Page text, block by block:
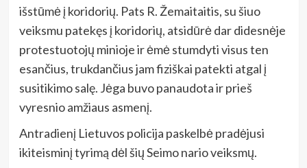
išstūmė į koridorių. Pats R. Žemaitaitis, su šiuo
veiksmu patekęs į koridorių, atsidūrė dar didesnėje
protestuotojų minioje ir ėmė stumdyti visus ten
esančius, trukdančius jam fiziškai patekti atgal į
susitikimo salę. Jėga buvo panaudota ir prieš
vyresnio amžiaus asmenį.
Antradienį Lietuvos policija paskelbė pradėjusi
ikiteisminį tyrimą dėl šių Seimo nario veiksmų.